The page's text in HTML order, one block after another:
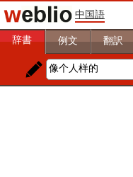
中国語
辞書 例文 翻訳